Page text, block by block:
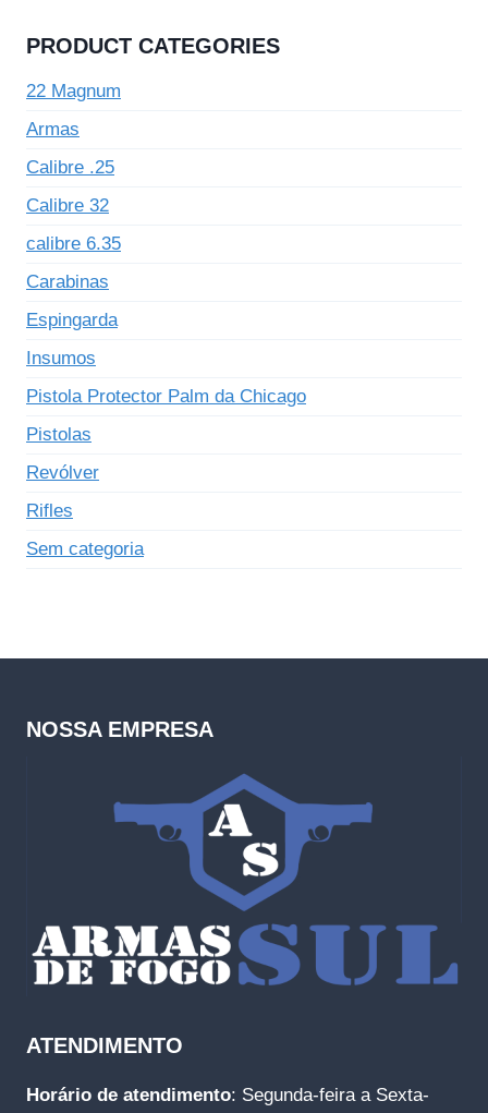
PRODUCT CATEGORIES
22 Magnum
Armas
Calibre .25
Calibre 32
calibre 6.35
Carabinas
Espingarda
Insumos
Pistola Protector Palm da Chicago
Pistolas
Revólver
Rifles
Sem categoria
NOSSA EMPRESA
ATENDIMENTO
Horário de atendimento: Segunda-feira a Sexta-